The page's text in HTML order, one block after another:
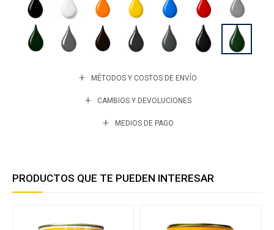
MÉTODOS Y COSTOS DE ENVÍO
CAMBIOS Y DEVOLUCIONES
MEDIOS DE PAGO
PRODUCTOS QUE TE PUEDEN INTERESAR